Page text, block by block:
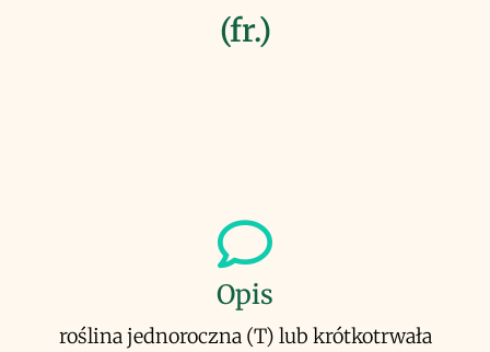
(fr.)
Opis
roślina jednoroczna (T) lub krótkotrwała